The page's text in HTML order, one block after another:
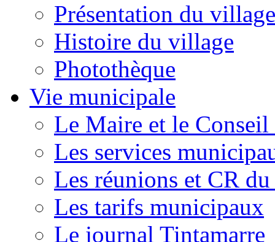
Présentation du village
Histoire du village
Photothèque
Vie municipale
Le Maire et le
Les services
Les réunions et CR
Les tarifs municipaux
Le journal Tintamarre